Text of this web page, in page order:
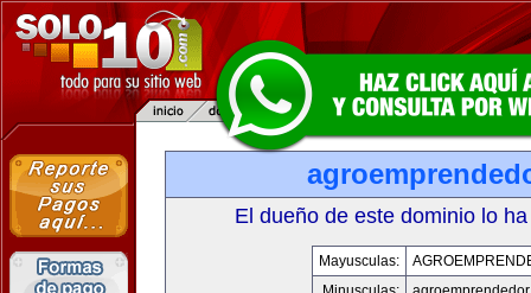
El dueño de este dominio lo
Mayusculas: